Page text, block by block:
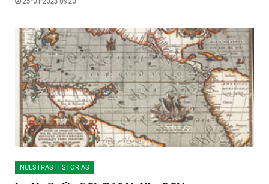
NUESTRAS HISTORIAS